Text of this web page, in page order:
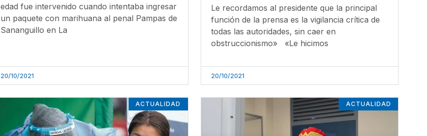
edad fue intervenido cuando intentaba ingresar
un paquete con marihuana al penal Pampas de
Sananguillo en La
20/10/2021
Le recordamos al presidente que la principal
función de la prensa es la vigilancia crítica de
todas las autoridades, sin caer en
obstruccionismo» «Le hicimos
20/10/2021
ACTUALIDAD ACTUALIDAD